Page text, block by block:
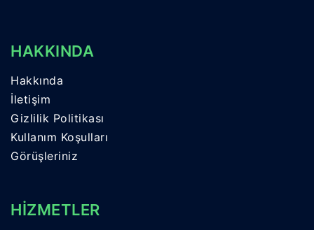
HAKKINDA
Hakkında
İletişim
Gizlilik Politikası
Kullanım Koşulları
Görüşleriniz
HİZMETLER